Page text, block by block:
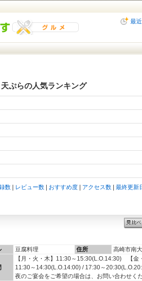
最
ぷらの人気ランキング
最終更新
アクセス数
おすすめ度
レビュー数
数
豆腐料理 住所 高崎市南
【月・火・木】11:30～15:30(L.O.14:30) 【金
11:30～14:30(L.O.14:00) / 17:30～
夜のご宴会をご希望の場合は、お問い合わせくだ